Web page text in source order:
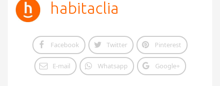
habitaclia
Facebook Twitter Pinterest
E-mail Whatsapp Google+